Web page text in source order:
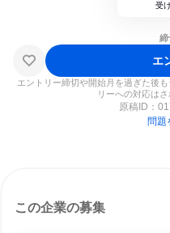
受
締
エ
エントリー締切や開始月を過ぎた後
リーへの対応はさ
原稿ID：
問題
この企業の募集